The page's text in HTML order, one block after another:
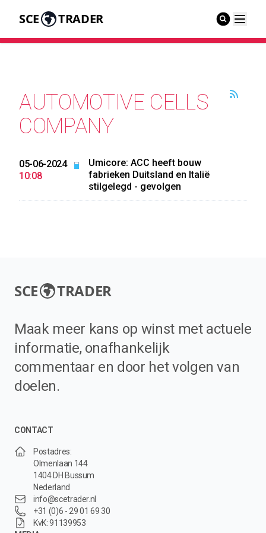
SCE TRADER
AUTOMOTIVE CELLS
COMPANY
05-06-2024
10:08
Umicore: ACC heeft bouw
fabrieken Duitsland en Italië
stilgelegd - gevolgen
SCE TRADER
Maak meer kans op winst met actuele
informatie, onafhankelijk
commentaar en door het volgen van
doelen.
CONTACT
Postadres:
Olmenlaan 144
1404 DH Bussum
Nederland
info@scetrader.nl
+31 (0)6 - 29 01 69 30
KvK: 91139953